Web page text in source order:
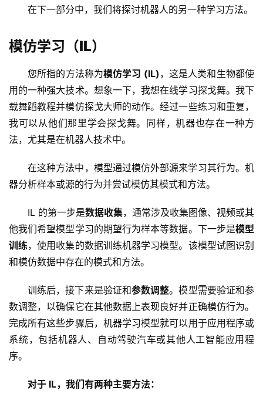
在下一部分中，我们将探讨机器人的另一种学习方法。
模仿学习（IL）
您所指的方法称为模仿学习 (IL) ，这是人类和生物都使
用的一种强大技术。想象一下，我想在线学习探戈舞。我下
载舞蹈教程并模仿探戈大师的动作。经过一些练习和重复，
我可以从他们那里学会探戈舞。同样，机器也存​​在一种方
法，尤其是在机器人技术中。
在这种方法中，模型通过模仿外部源来学习其行为。机
器分析样本或源的行为并尝试模仿其模式和方法。
IL 的第一步是数据收集，通常涉及收集图像、视频或其
他我们希望模型学习的期望行为样本等数据。下一步是模型
训练，使用收集的数据训练机器学习模型。该模型试图识别
和模仿数据中存在的模式和方法。
训练后，接下来是验证和参数调整。模型需要验证和参
数调整，以确保它在其他数据上表现良好并正确模仿行为。
完成所有这些步骤后，机器学习模型就可以用于应用程序或
系统，包括机器人、自动驾驶汽车或其他人工智能应用程
序。
对于 IL，我们有两种主要方法：